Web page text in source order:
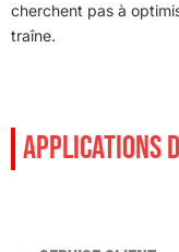
cherchent pas à
traîne.
APPLICATIONS